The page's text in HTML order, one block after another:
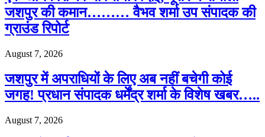
जशपुर की कमान……… वैभव शर्मा उप संपादक की
ग्राउंड रिपोर्ट
August 7, 2026
जशपुर में अपराधियों के लिए अब नहीं बचेगी कोई
जगह! प्रधान संपादक धर्मेंद्र शर्मा के विशेष खबर…..
August 7, 2026